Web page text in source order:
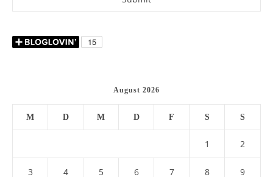
August 2026
M D M D F S S
1 2
3 4 5 6 7 8 9